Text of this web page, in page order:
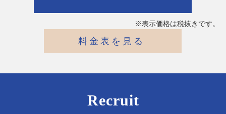
※表示価格は税抜きです。
料金表を見る
Recruit